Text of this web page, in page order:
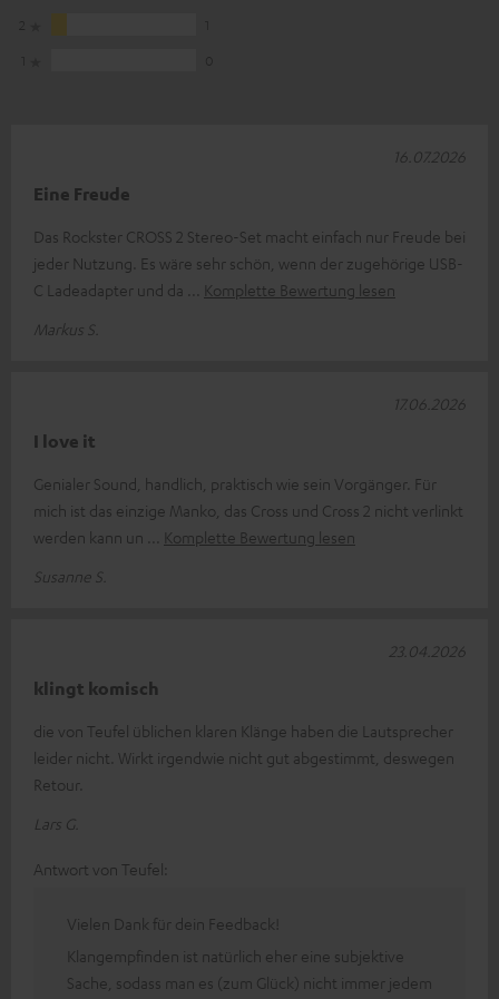
Eine Freude
Das Rockster CROSS 2 Stereo-Set macht einfach nur Freude bei
jeder Nutzung. Es wäre sehr schön, wenn der zugehörige USB-
C Ladeadapter und da
Komplette Bewertung lesen
Markus S.
16.07.2026
I love it
Genialer Sound, handlich, praktisch wie sein Vorgänger. Für
mich ist das einzige Manko, das Cross und Cross 2 nicht verlinkt
werden kann un
Komplette Bewertung lesen
Susanne S.
17.06.2026
klingt komisch
die von Teufel üblichen klaren Klänge haben die Lautsprecher
leider nicht. Wirkt irgendwie nicht gut abgestimmt, deswegen
Retour.
Lars G.
23.04.2026
Antwort von Teufel:
Vielen Dank für dein Feedback!
Klangempfinden ist natürlich eher eine subjektive
Sache, sodass man es (zum Glück) nicht immer jedem